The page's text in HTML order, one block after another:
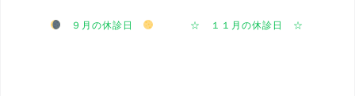
９月の休診日 ☆ １１月の休診日 ☆